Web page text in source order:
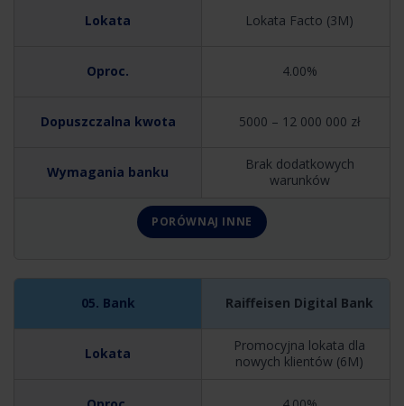
Lokata Facto (3M)
4.00%
5000 – 12 000 000 zł
Brak dodatkowych
warunków
PORÓWNAJ INNE
Raiffeisen Digital Bank
Promocyjna lokata dla
nowych klientów (6M)